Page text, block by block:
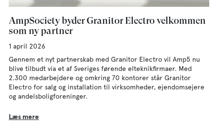
AmpSociety byder Granitor Electro velkommen
som ny partner
1 april 2026
Gennem et nyt partnerskab med Granitor Electro vil Amp5 nu
blive tilbudt via et af Sveriges førende elteknikfirmaer. Med
2.300 medarbejdere og omkring 70 kontorer står Granitor
Electro for salg og installation til virksomheder, ejendomsejere
og andelsboligforeninger.
Læs mere